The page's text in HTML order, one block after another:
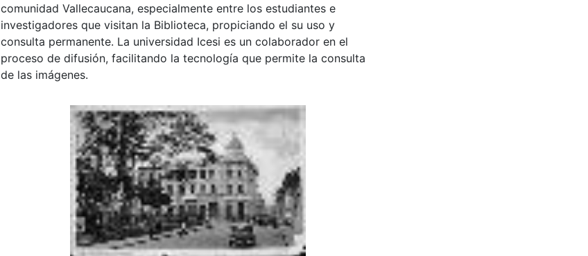
comunidad Vallecaucana, especialmente entre los estudiantes e
investigadores que visitan la Biblioteca, propiciando el su uso y
consulta permanente. La universidad Icesi es un colaborador en el
proceso de difusión, facilitando la tecnología que permite la consulta
de las imágenes.